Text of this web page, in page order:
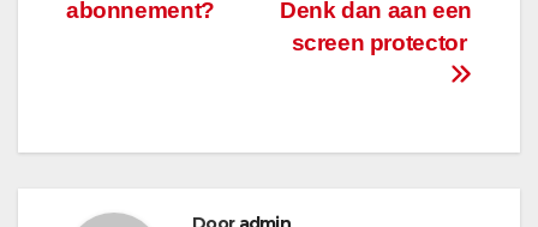
Denk dan aan een
screen protector
abonnement?